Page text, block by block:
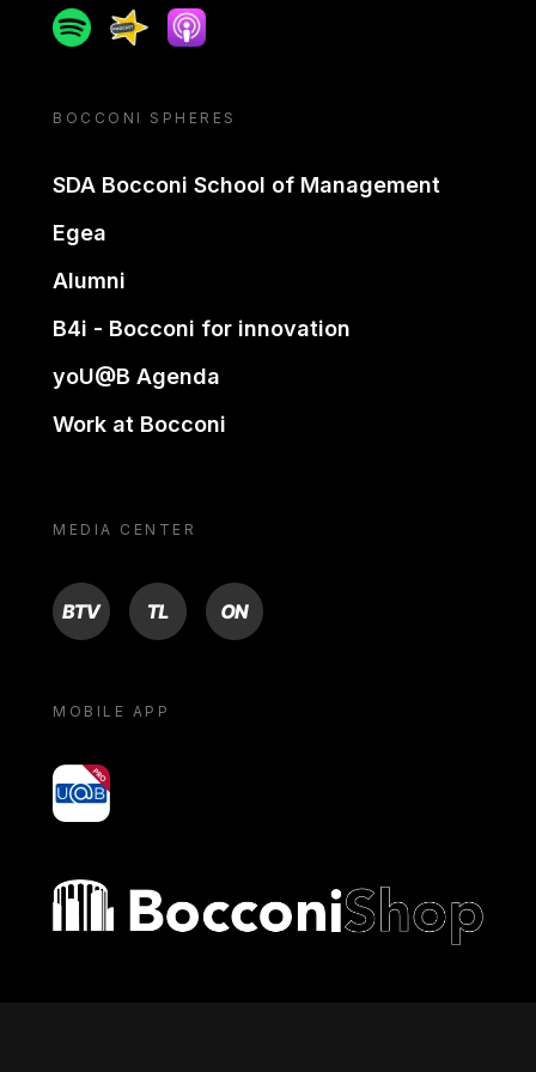
SpotifySpreakerApple podcast
BOCCONI SPHERES
SDA Bocconi School of Management
Egea
Alumni
B4i - Bocconi for innovation
yoU@B Agenda
Work at Bocconi
MEDIA CENTER
BTV TL ON
MOBILE APP
yoU@B
Bocconi shop